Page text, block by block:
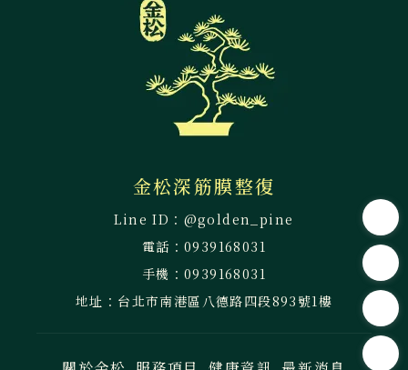
@golden_pine
0939168031
0939168031
台北市南港區八德路四段893號1樓